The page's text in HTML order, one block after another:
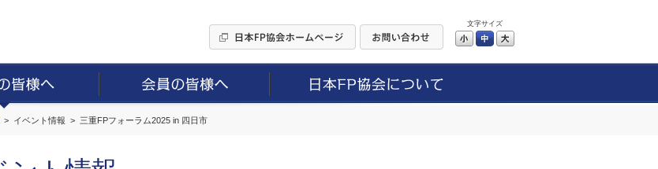
文字サイズ
小 中
イベント情報 三重FPフォーラム2025 in 四日市